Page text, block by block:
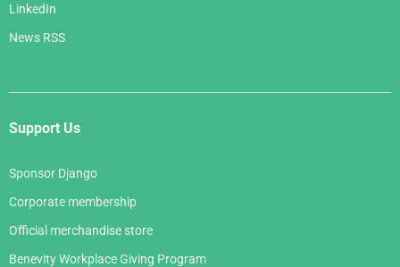
LinkedIn
News RSS
Support Us
Sponsor Django
Corporate membership
Official merchandise store
Benevity Workplace Giving Program